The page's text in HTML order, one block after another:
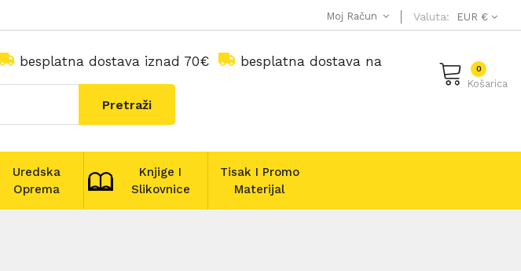
Valuta: EUR €
Moj Račun
Košarica
0
besplatna dostava iznad 70€
besplatna dostava na
Pretraži
Uredska
Oprema
Knjige I
Slikovnice
Tisak I Promo
Materijal